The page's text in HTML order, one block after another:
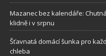
Mazanec bez kalendáře:
klidně i v srpnu
Šťavnatá domácí šunka pro
chleba